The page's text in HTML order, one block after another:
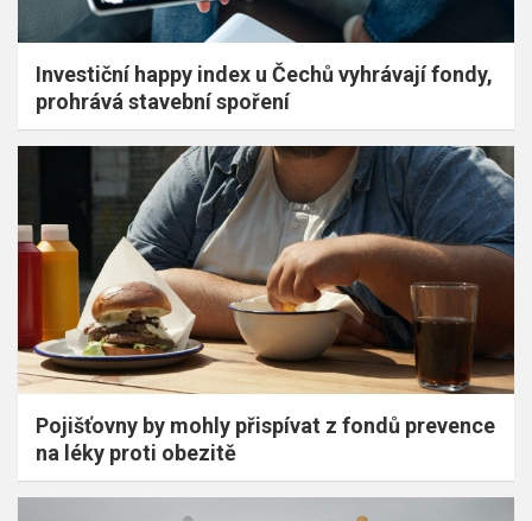
Investiční happy index u Čechů vyhrávají fondy,
prohrává stavební spoření
Pojišťovny by mohly přispívat z fondů prevence
na léky proti obezitě